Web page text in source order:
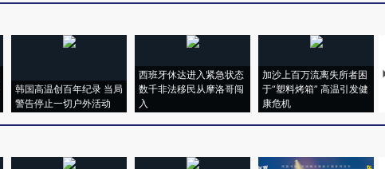
韩国高温创百年纪录 当局
警告停止一切户外活动
西班牙休达进入紧急状态
数千非法移民从摩洛哥闯
入
加沙上百万流离失所者困
于“塑料烤箱” 高温引发健
康危机